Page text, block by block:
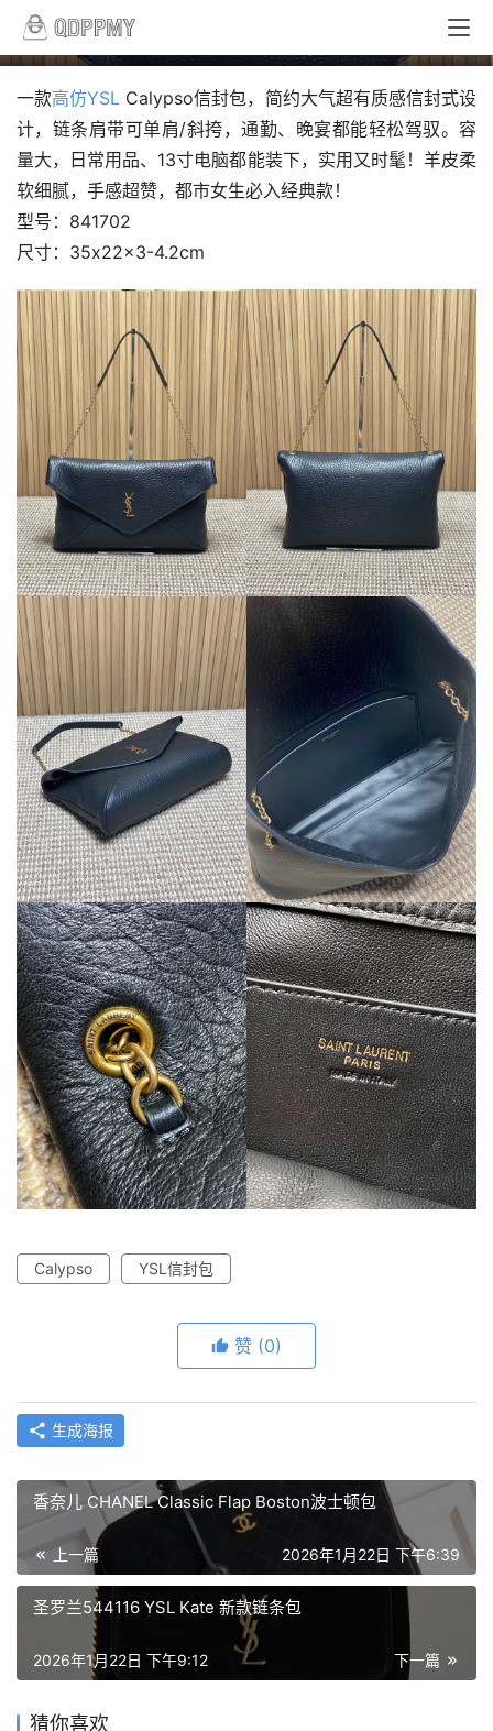
页
圣罗兰841702 YSL Calypso信封包
一款高仿YSL Calypso信封包，简约大气超有质感信封式设
计，链条肩带可单肩/斜挎，通勤、晚宴都能轻松驾驭。容
量大，日常用品、13寸电脑都能装下，实用又时髦！羊皮柔
软细腻，手感超赞，都市女生必入经典款！
型号：841702
尺寸：35x22x3-4.2cm
Calypso YSL信封包
赞 (0)
生成海报
香奈儿 CHANEL Classic Flap Boston波士顿包
上一篇 2026年1月22日 下午6:39
圣罗兰544116 YSL Kate 新款链条包
下一篇
2026年1月22日 下午9:12
猜你喜欢